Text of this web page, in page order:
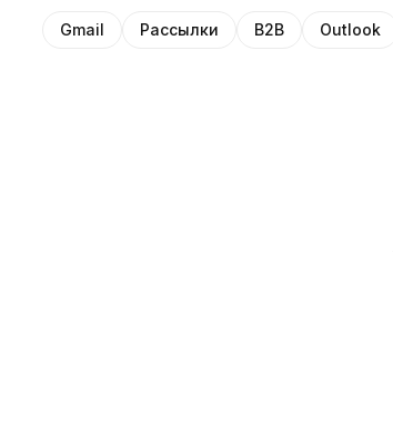
Gmail Рассылки B2B Outlook